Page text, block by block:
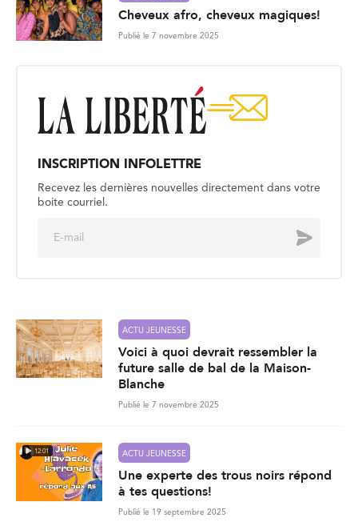
Cheveux afro, cheveux magiques!
Publié le 7 novembre 2025
INSCRIPTION INFOLETTRE
Recevez les dernières nouvelles directement dans votre
boite courriel.
Envoyer
ACTU JEUNESSE
Voici à quoi devrait ressembler la
future salle de bal de la Maison-
Blanche
Publié le 7 novembre 2025
12:01 ACTU JEUNESSE
Une experte des trous noirs répond
à tes questions!
Publié le 19 septembre 2025